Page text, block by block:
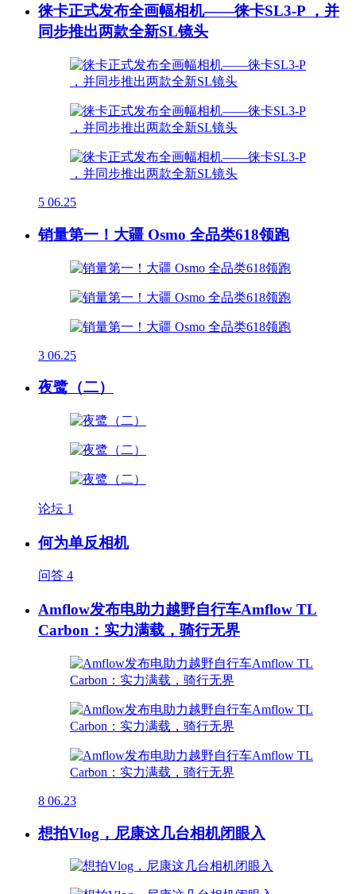
徕卡正式发布全画幅相机——徕卡SL3-P ，并
同步推出两款全新SL镜头
5 06.25
销量第一！大疆 Osmo 全品类618领跑
3 06.25
夜鹭（二）
论坛 1
何为单反相机
问答 4
Amflow发布电助力越野自行车Amflow TL
Carbon：实力满载，骑行无界
8 06.23
想拍Vlog，尼康这几台相机闭眼入